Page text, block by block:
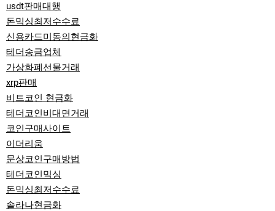
usdt판매대행
돈믹싱최저수수료
신용카드미동의현금화
테더송금업체
가상화폐선물거래
xrp판매
비트코인 현금화
테더코인비대면거래
코인구매사이트
이더리움
문상코인구매방법
테더코인믹싱
돈믹싱최저수수료
솔라나현금화